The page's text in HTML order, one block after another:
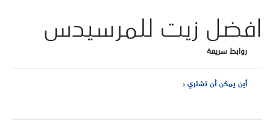
افضل زيت للمرسيدس
روابط سريعة
أين يمكن أن تشتري